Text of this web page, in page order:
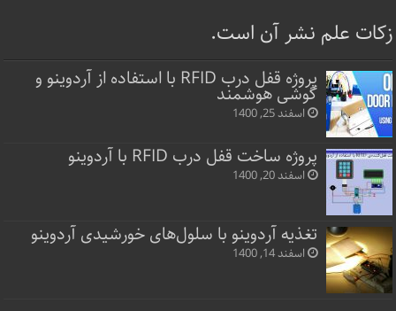
زکات علم نشر آن است.
پروژه قفل‌ درب RFID با استفاده از آردوینو و
گوشی هوشمند
اسفند 25, 1400
پروژه ساخت قفل‌ درب RFID با آردوینو
اسفند 20, 1400
تغذیه آردوینو با سلول‌های خورشیدی آردوینو
اسفند 14, 1400